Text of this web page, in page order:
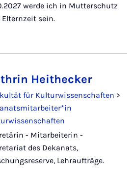
werde ich in Mutterschutz
Elternzeit sein.
Heithecker
für Kulturwissenschaften >
- Mitarbeiterin -
des Dekanats,
Lehraufträge.